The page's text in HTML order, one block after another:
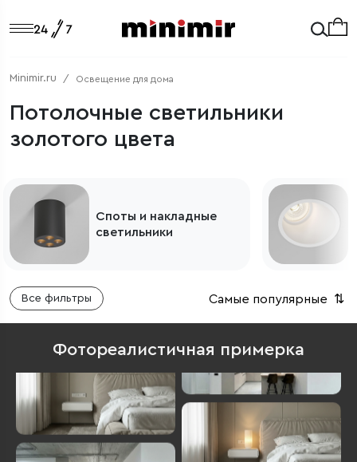
Minimir.ru Освещение для дома
Потолочные светильники
золотого цвета
Споты и накладные
светильники
Все фильтры Самые популярные ⇅
Фотореалистичная примерка